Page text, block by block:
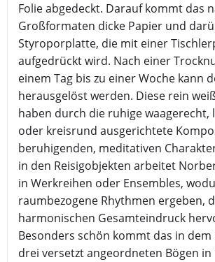
Folie abgedeckt. Darauf kommt das
Großformaten dicke Papier und
Styroporplatte, die mit einer
aufgedrückt wird. Nach einer
einem Tag bis zu einer Woche kann
herausgelöst werden. Diese rein
haben durch die ruhige waagerecht,
oder kreisrund ausgerichtete
beruhigenden, meditativen
in den Reisigobjekten arbeitet
in Werkreihen oder Ensembles,
raumbezogene Rhythmen ergeben,
harmonischen Gesamteindruck
Besonders schön kommt das in dem
drei versetzt angeordneten Bögen